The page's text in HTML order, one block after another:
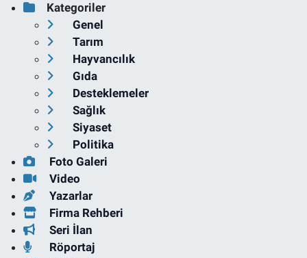
Kategoriler
Genel
Tarım
Hayvancılık
Gıda
Desteklemeler
Sağlık
Siyaset
Politika
Foto Galeri
Video
Yazarlar
Firma Rehberi
Seri İlan
Röportaj